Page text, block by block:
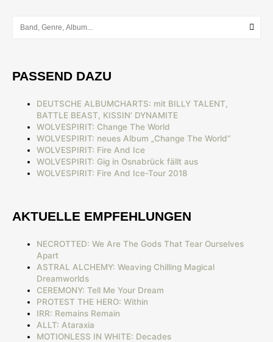
PASSEND DAZU
DEUTSCHE ALBUMCHARTS: mit BILLY TALENT,
BATTLE BEAST, KISSIN‘ DYNAMITE
WOLVESPIRIT: Change The World
WOLVESPIRIT: neues Album „Change The World“
WOLVESPIRIT: Fire And Ice
WOLVESPIRIT: Gig in Osnabrück fällt aus
WOLVESPIRIT: Fire And Ice-Tour 2018
AKTUELLE EMPFEHLUNGEN
NECROTTED: We Are The Gods That Tear Ourselves
Apart
ASTRAL ALCHEMY: Weaving Chilling Magical
Dreamworlds
CEREMONY: Tell Me Your Dream
PROTEST THE HERO: Within
IRR: Remains Remain
ALLT: Ataraxia
MOTIONLESS IN WHITE: Decades